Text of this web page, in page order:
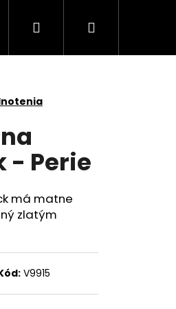
Ako objednať
PrihlásenieNákupný
- Perie
má matne
zlatým
V9915